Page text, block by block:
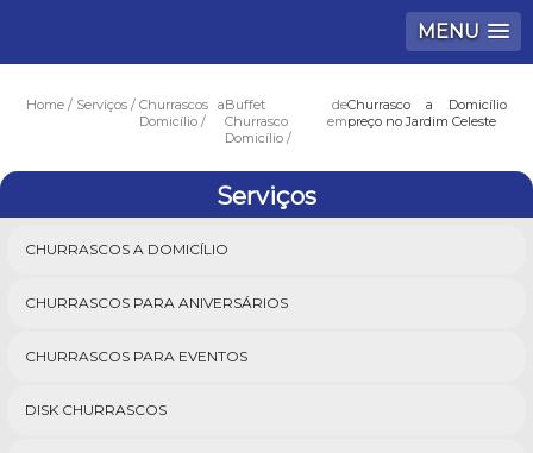
MENU
Home Serviços
Churrascos a
Domicílio
Buffet de
Churrasco em
Domicílio
Churrasco a Domicílio
preço no Jardim Celeste
Serviços
CHURRASCOS A DOMICÍLIO
CHURRASCOS PARA ANIVERSÁRIOS
CHURRASCOS PARA EVENTOS
DISK CHURRASCOS